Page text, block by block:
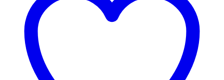
Optionen
können
Produktseite
gewählt
werden